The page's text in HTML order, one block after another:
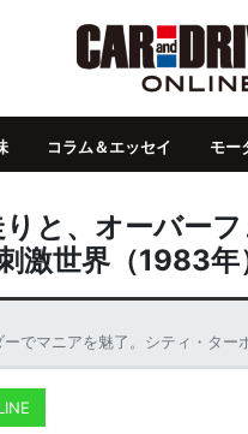
コラム＆エッセイ モー
と、オーバー
激世界（1983年
マニアを魅了。シティ・ターボIIの